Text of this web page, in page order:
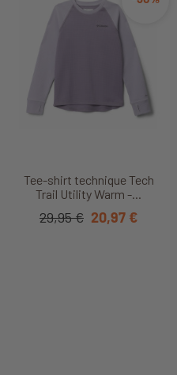
Tee-shirt technique Tech
Trail Utility Warm -...
29,95 € 20,97 €